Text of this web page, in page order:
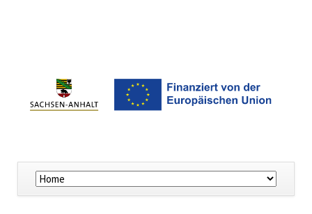
Navigation
überspringen